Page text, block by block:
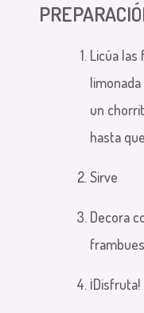
Licúa las
un
hasta
Sirve
Decora
¡Disfruta!